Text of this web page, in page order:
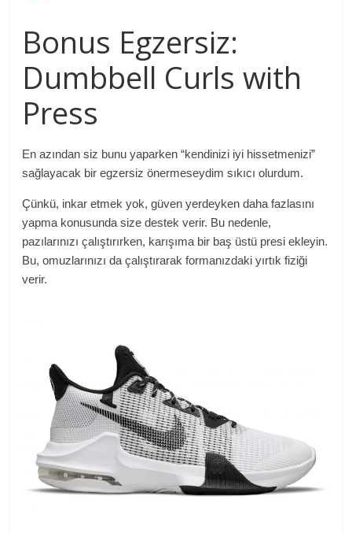
Bonus Egzersiz:
Dumbbell Curls with
Press
En azından siz bunu yaparken “kendinizi iyi hissetmenizi”
sağlayacak bir egzersiz önermeseydim sıkıcı olurdum.
Çünkü, inkar etmek yok, güven yerdeyken daha fazlasını
yapma konusunda size destek verir. Bu nedenle,
pazılarınızı çalıştırırken, karışıma bir baş üstü presi ekleyin.
Bu, omuzlarınızı da çalıştırarak formanızdaki yırtık fiziği
verir.